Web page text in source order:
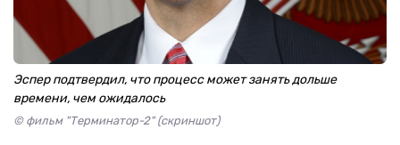
Эспер подтвердил, что процесс может занять дольше
времени, чем ожидалось
© фильм "Терминатор-2" (скриншот)